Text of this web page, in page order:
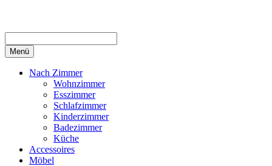
Menü
Nach Zimmer
Wohnzimmer
Esszimmer
Schlafzimmer
Kinderzimmer
Badezimmer
Küche
Accessoires
Möbel